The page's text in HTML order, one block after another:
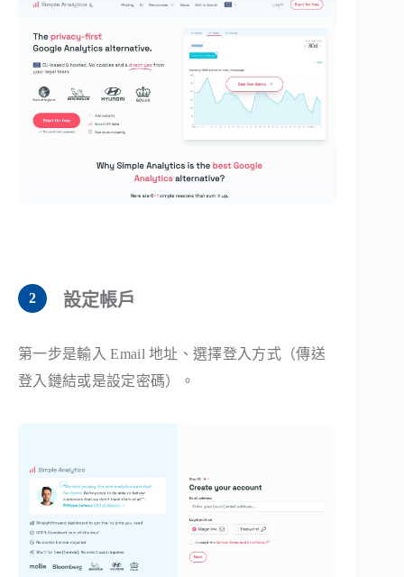
設定帳戶
第一步是輸入 Email 地址、選擇登入方式（傳送
登入鏈結或是設定密碼）。